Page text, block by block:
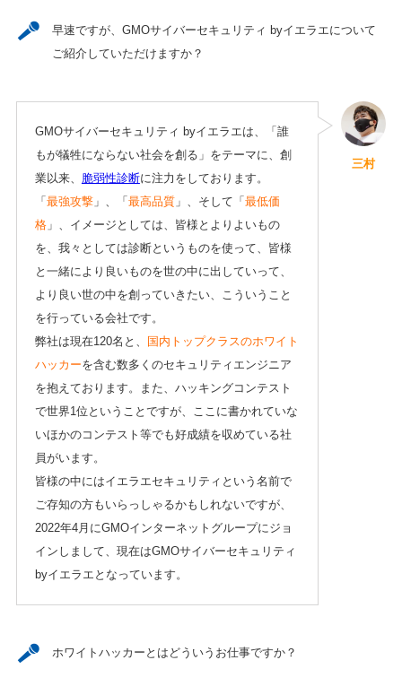
早速ですが、GMOサイバーセキュリティ byイエラエについて
ご紹介していただけますか？
GMOサイバーセキュリティ byイエラエは、「誰
もが犠牲にならない社会を創る」をテーマに、創
業以来、 脆弱性診断に注力をしております。
「 最強攻撃」、「 最高品質」、そして「 最低価
格」、イメージとしては、皆様とよりよいもの
を、我々としては診断というものを使って、皆様
と一緒により良いものを世の中に出していって、
より良い世の中を創っていきたい、こういうこと
を行っている会社です。
弊社は現在120名と、
国内トップクラスのホワイト
ハッカーを含む数多くのセキュリティエンジニア
を抱えております。また、ハッキングコンテスト
で世界1位ということですが、ここに書かれていな
いほかのコンテスト等でも好成績を収めている社
員がいます。
皆様の中にはイエラエセキュリティという名前で
ご存知の方もいらっしゃるかもしれないですが、
2022年4月にGMOインターネットグループにジョ
インしまして、現在はGMOサイバーセキュリティ
byイエラエとなっています。
三村
ホワイトハッカーとはどういうお仕事ですか？